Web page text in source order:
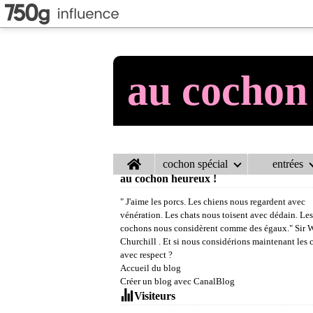
au
Home cochon spécial entrées
au cochon heureux !
" J'aime les porcs. Les chiens nous regardent avec
vénération. Les chats nous toisent avec dédain. Les
cochons nous considèrent comme des égaux." Sir
Churchill . Et si nous considérions maintenant les
avec respect ?
Accueil du blog
Créer un blog avec CanalBlog
Visiteurs